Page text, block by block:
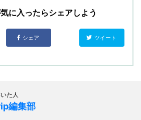
に入ったらシェアしよう
シェア ツイート
た人
編集部